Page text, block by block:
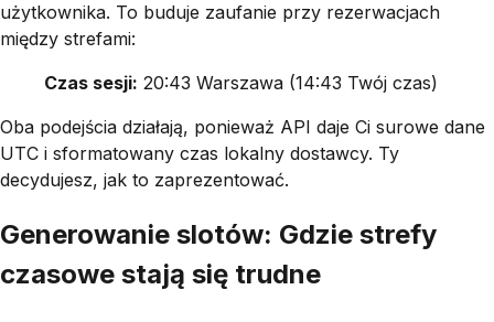
użytkownika. To buduje zaufanie przy rezerwacjach
między strefami:
Czas sesji: 20:43 Warszawa (14:43 Twój czas)
Oba podejścia działają, ponieważ API daje Ci surowe dane
UTC i sformatowany czas lokalny dostawcy. Ty
decydujesz, jak to zaprezentować.
Generowanie slotów: Gdzie strefy
czasowe stają się trudne